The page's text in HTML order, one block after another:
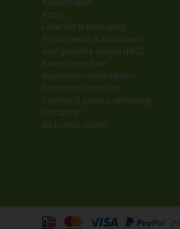
Acties
Levertijd & Bezorging
Retourneren & Annuleren
Veel gestelde vragen (FAQ)
Bestelprocedure
Algemene voorwaarden
Kitcentrum berichten
Cookies & privacy verklaring
Disclaimer
Kit cursus volgen